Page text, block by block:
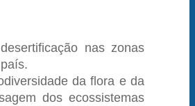
nas zonas
da flora e da
dos ecossistemas